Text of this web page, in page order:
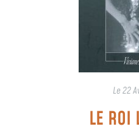
Le22
LE ROI